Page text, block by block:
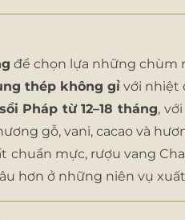
để chọn lựa những chùm
thép không gỉ với nhiệt
Pháp từ 12–18 tháng,
gỗ, vani, cacao và
chuẩn mực, rượu vang
hơn ở những niên vụ xuất